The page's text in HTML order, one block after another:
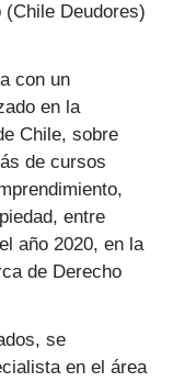
Deudores)
con un
en la
Chile, sobre
de cursos
entre
año 2020, en la
de Derecho
se
en el área